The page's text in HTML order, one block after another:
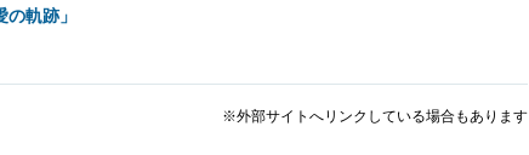
軌跡」
※外部サイトへリンクしている場合もあります